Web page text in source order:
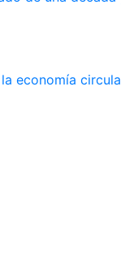
economía